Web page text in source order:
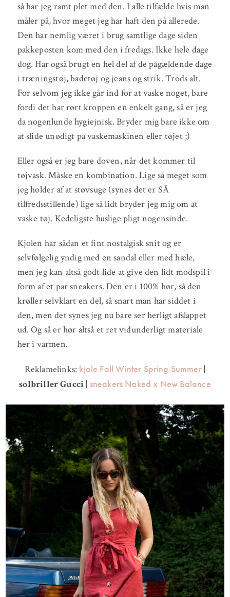
så har jeg ramt plet med den. I alle tilfælde hvis man
måler på, hvor meget jeg har haft den på allerede.
Den har nemlig været i brug samtlige dage siden
pakkeposten kom med den i fredags. Ikke hele dage
dog. Har også brugt en hel del af de pågældende dage
i træningstøj, badetøj og jeans og strik. Trods alt.
For selvom jeg ikke går ind for at vaske noget, bare
fordi det har rørt kroppen en enkelt gang, så er jeg
da nogenlunde hygiejnisk. Bryder mig bare ikke om
at slide unødigt på vaskemaskinen eller tøjet ;)
Eller også er jeg bare doven, når det kommer til
tøjvask. Måske en kombination. Lige så meget som
jeg holder af at støvsuge (synes det er SÅ
tilfredsstillende) lige så lidt bryder jeg mig om at
vaske tøj. Kedeligste huslige pligt nogensinde.
Kjolen har sådan et fint nostalgisk snit og er
selvfølgelig yndig med en sandal eller med hæle,
men jeg kan altså godt lide at give den lidt modspil i
form af et par sneakers. Den er i 100% hør, så den
krøller selvklart en del, så snart man har siddet i
den, men det synes jeg nu bare ser herligt afslappet
ud. Og så er hør altså et ret vidunderligt materiale
her i varmen.
Reklamelinks: kjole Fall Winter Spring Summer|
solbriller Gucci | sneakers Naked x New Balance